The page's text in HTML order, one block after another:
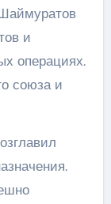
и
операциях.
союза и